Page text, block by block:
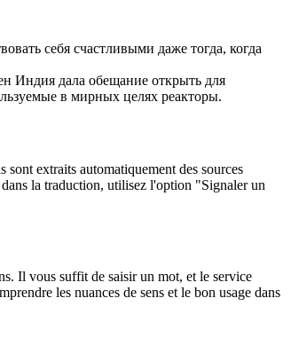
себя счастливыми даже тогда, когда
Индия дала обещание открыть для
в мирных целях реакторы.
extraits automatiquement des sources
la traduction, utilisez l'option "Signaler un
Il vous suffit de saisir un mot, et le service
les nuances de sens et le bon usage dans